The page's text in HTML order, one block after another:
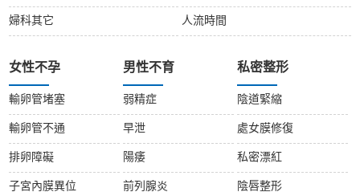
婦科其它 人流時間
女性不孕
輸卵管堵塞
輸卵管不通
排卵障礙
子宮內膜異位
男性不育
弱精症
早泄
陽痿
前列腺炎
私密整形
陰道緊縮
處女膜修復
私密漂紅
陰唇整形